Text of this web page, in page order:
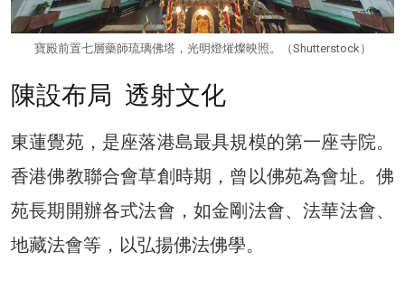
寶殿前置七層藥師琉璃佛塔，光明燈熣燦映照。（Shutterstock）
陳設布局 透射文化
東蓮覺苑，是座落港島最具規模的第一座寺院。
香港佛教聯合會草創時期，曾以佛苑為會址。佛
苑長期開辦各式法會，如金剛法會、法華法會、
地藏法會等，以弘揚佛法佛學。